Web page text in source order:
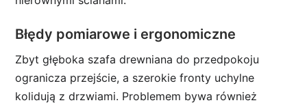
Błędy pomiarowe i ergonomiczne
Zbyt głęboka szafa drewniana do przedpokoju
ogranicza przejście, a szerokie fronty uchylne
kolidują z drzwiami. Problemem bywa również